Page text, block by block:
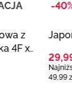
z
4F x
-
29,
49,99